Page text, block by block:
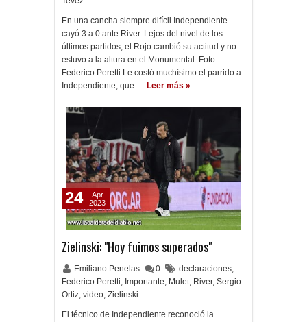
En una cancha siempre difícil Independiente
cayó 3 a 0 ante River. Lejos del nivel de los
últimos partidos, el Rojo cambió su actitud y no
estuvo a la altura en el Monumental. Foto:
Federico Peretti Le costó muchísimo el parrido a
Independiente, que … Leer más »
Zielinski: "Hoy fuimos superados"
Emiliano Penelas 0 declaraciones,
Federico Peretti, Importante, Mulet, River, Sergio
Ortiz, video, Zielinski
El técnico de Independiente reconoció la
24
Apr
2023